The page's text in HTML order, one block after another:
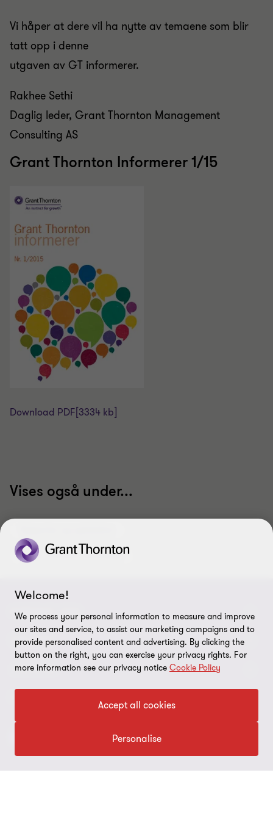
Vi håper at dere vil ha nytte av temaene som blir
tatt opp i denne
utgaven av GT informerer.
Rakhee Sethi
Daglig leder, Grant Thornton Management
Consulting AS
Grant Thornton Informerer 1/15
Download PDF [3334 kb]
Vises også under...
Grant Thornton Informerer
KONTAKT OSS
Medarbeidere
Kontakt oss
Global reach
OM OSS
Om oss
Karriere
Samfunnsansvar
JURIDISK
Personvernerklæring
Cookie Policy
Site map
Welcome!
We process your personal information to measure and improve
our sites and service, to assist our marketing campaigns and to
provide personalised content and advertising. By clicking the
button on the right, you can exercise your privacy rights. For
more information see our privacy notice Cookie Policy
Accept all cookies
Personalise